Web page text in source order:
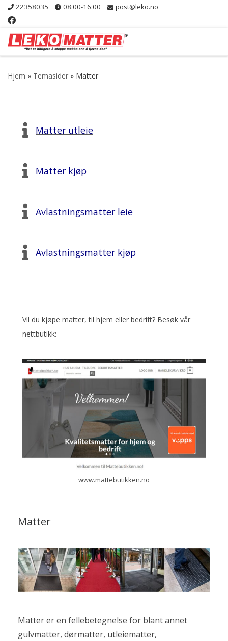
Skip to content
22358035 08:00-16:00 post@leko.no
Hjem » Temasider » Matter
Matter utleie
Matter kjøp
Avlastningsmatter leie
Avlastningsmatter kjøp
Vil du kjøpe matter, til hjem eller bedrift? Besøk vår
nettbutikk:
www.mattebutikken.no
Matter
Matter er en fellebetegnelse for blant annet
gulvmatter, dørmatter, utleiematter,